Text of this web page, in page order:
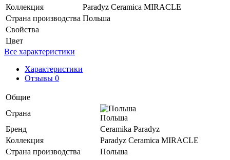
Коллекция
Paradyz Ceramica MIRACLE
Страна производства Польша
Свойства
Цвет
Все характеристики
Характеристики
Отзывы 0
Общие
Страна
Польша
Бренд
Ceramika Paradyz
Коллекция
Paradyz Ceramica MIRACLE
Страна производства
Польша